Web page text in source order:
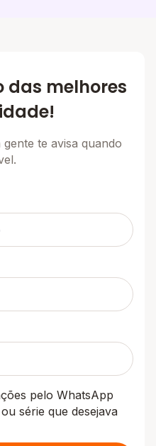
das melhores
te avisa quando
pelo WhatsApp
série que desejava